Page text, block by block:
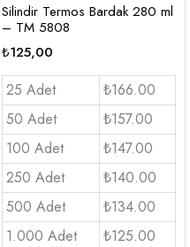
Silindir Termos Bardak 280 ml
– TM 5808
₺125,00
25 Adet
₺166.00
50 Adet
₺157.00
100 Adet
₺147.00
250 Adet
₺140.00
500 Adet
₺134.00
1.000 Adet
₺125.00